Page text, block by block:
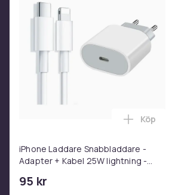
den år efter år. Tämj denna flytande
barns saga liv!
Blå, Grön
Rekommenderad ålder (min)
944baa16-4396-5286-bcb1-
Produktsäkerhetsinformation
iPhone Laddare Snabbladdare -
Adapter + Kabel 25W lightning -
95 kr
Lägg
Köp